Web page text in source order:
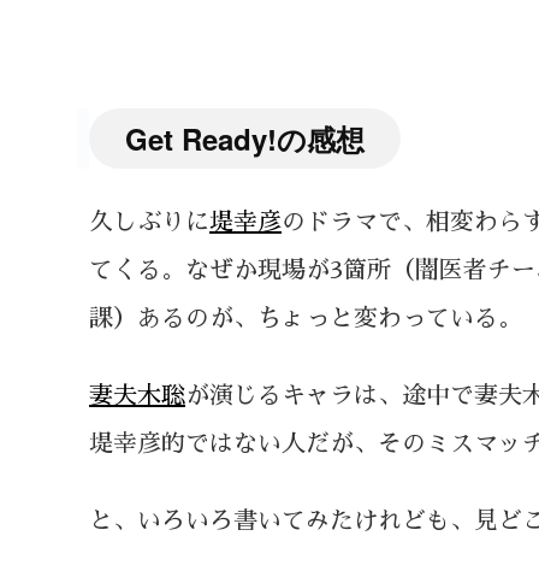
Get Ready!の感想
久しぶりに堤幸彦のドラマで、相変わら
てくる。なぜか現場が3箇所（闇医者チ
課）あるのが、ちょっと変わっている。
妻夫木聡が演じるキャラは、途中で妻夫
堤幸彦的ではない人だが、そのミスマッ
と、いろいろ書いてみたけれども、見ど